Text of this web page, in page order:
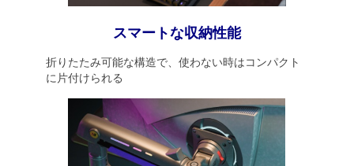
スマートな収納性能
折りたたみ可能な構造で、使わない時はコンパクト
に片付けられる